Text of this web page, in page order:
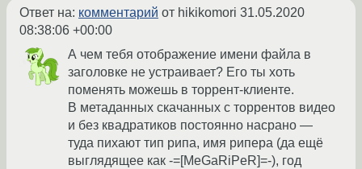
Ответ на: комментарий от hikikomori 31.05.2020
08:38:06 +00:00
А чем тебя отображение имени файла в
заголовке не устраивает? Его ты хоть
поменять можешь в торрент-клиенте.
В метаданных скачанных с торрентов видео
и без квадратиков постоянно насрано —
туда пихают тип рипа, имя рипера (да ещё
выглядящее как -=[MeGaRiPeR]=-), год